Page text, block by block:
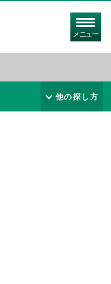
メニュー
他の探し方